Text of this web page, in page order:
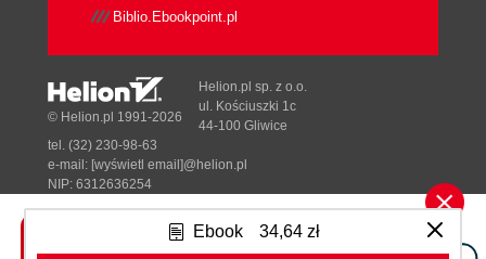
Ebook 34,64 zł
Biblio.Ebookpoint.pl
Tonik.pl
© Helion.pl 1991-2026
Helion.pl sp. z o.o.
ul. Kościuszki 1c
44-100 Gliwice
tel. (32) 230-98-63
e-mail: [wyświetl email]@helion.pl
NIP: 6312636254